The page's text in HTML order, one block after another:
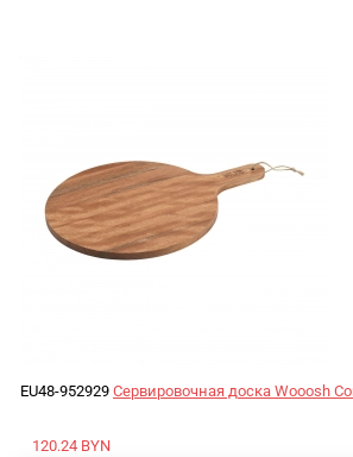
EU48-952929 Сервировочная доска Wooosh
120.24 BYN